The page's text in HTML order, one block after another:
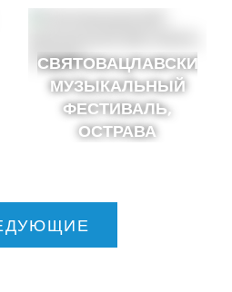
СВЯТОВАЦЛАВСКИЙ
МУЗЫКАЛЬНЫЙ
ФЕСТИВАЛЬ,
ОСТРАВА